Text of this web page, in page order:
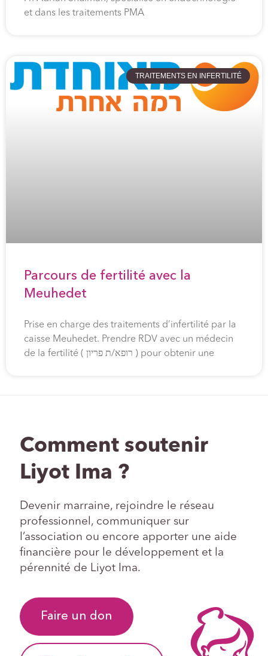
et dans les traitements PMA
TRAITEMENTS EN INFERTILITÉ
Parcours de fertilité avec la
Meuhedet
Prise en charge des traitements d’infertilité par la
caisse Meuhedet. Prendre RDV avec un médecin
de la fertilité ( רופא/ת פריון ) pour obtenir une
Comment soutenir
Liyot Ima ?
Devenir marraine, rejoindre le réseau
professionnel, communiquer sur
l’association ou encore apporter une aide
financière pour le développement et la
pérennité de Liyot Ima.
Faire un don